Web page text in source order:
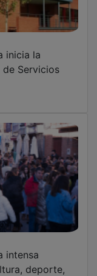
inicia la
Servicios
intensa
deporte,